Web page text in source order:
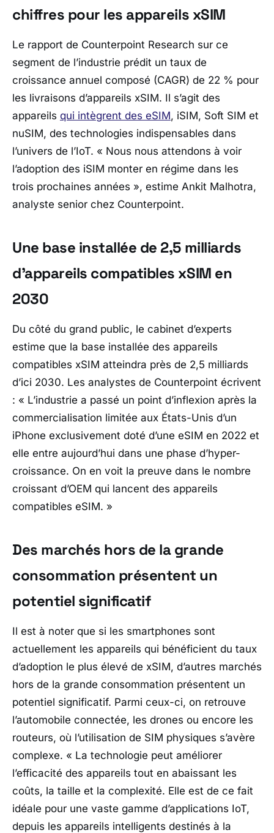
chiffres pour les appareils xSIM
Le rapport de Counterpoint Research sur ce
segment de l’industrie prédit un taux de
croissance annuel composé (CAGR) de 22 % pour
les livraisons d’appareils xSIM. Il s’agit des
appareils qui intègrent des eSIM, iSIM, Soft SIM et
nuSIM, des technologies indispensables dans
l’univers de l’IoT. « Nous nous attendons à voir
l’adoption des iSIM monter en régime dans les
trois prochaines années », estime Ankit Malhotra,
analyste senior chez Counterpoint.
Une base installée de 2,5 milliards
d’appareils compatibles xSIM en
2030
Du côté du grand public, le cabinet d’experts
estime que la base installée des appareils
compatibles xSIM atteindra près de 2,5 milliards
d’ici 2030. Les analystes de Counterpoint écrivent
: « L’industrie a passé un point d’inflexion après la
commercialisation limitée aux États-Unis d’un
iPhone exclusivement doté d’une eSIM en 2022 et
elle entre aujourd’hui dans une phase d’hyper-
croissance. On en voit la preuve dans le nombre
croissant d’OEM qui lancent des appareils
compatibles eSIM. »
Des marchés hors de la grande
consommation présentent un
potentiel significatif
Il est à noter que si les smartphones sont
actuellement les appareils qui bénéficient du taux
d’adoption le plus élevé de xSIM, d’autres marchés
hors de la grande consommation présentent un
potentiel significatif. Parmi ceux-ci, on retrouve
l’automobile connectée, les drones ou encore les
routeurs, où l’utilisation de SIM physiques s’avère
complexe. « La technologie peut améliorer
l’efficacité des appareils tout en abaissant les
coûts, la taille et la complexité. Elle est de ce fait
idéale pour une vaste gamme d’applications IoT,
depuis les appareils intelligents destinés à la